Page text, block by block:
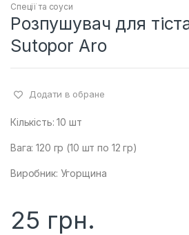
Спеції та соуси
Розпушувач для
Sutopor Aro
Додати в обране
Кількість: 10 шт
Вага: 120 гр (10 шт по 12 гр)
Виробник: Угорщина
25 грн.